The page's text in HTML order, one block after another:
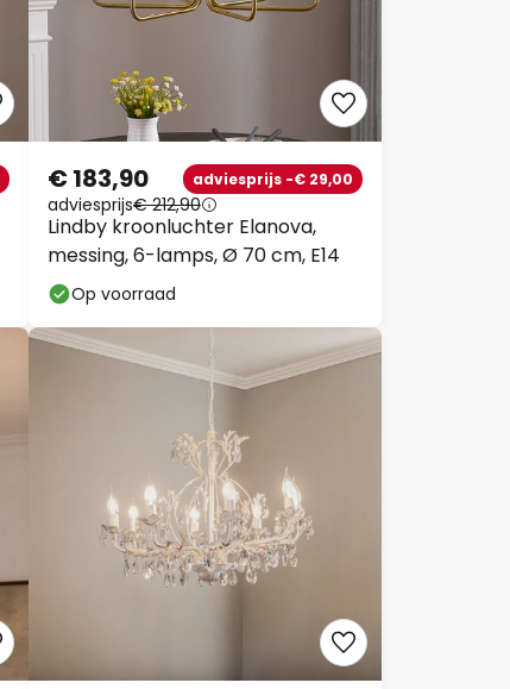
Lindby kroonluchter Elanova,
messing, 6-lamps, Ø 70 cm, E14
€ 183,90 adviesprijs -€ 29,00
adviesprijs€ 212,90
Op voorraad